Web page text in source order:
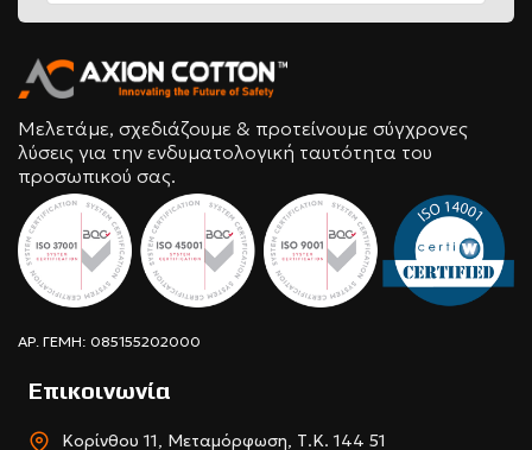
Μελετάμε, σχεδιάζουμε & προτείνουμε σύγχρονες
λύσεις για την ενδυματολογική ταυτότητα του
προσωπικού σας.
ΑΡ. ΓΕΜΗ: 085155202000
Επικοινωνία
Κορίνθου 11, Μεταμόρφωση, Τ.Κ. 144 51